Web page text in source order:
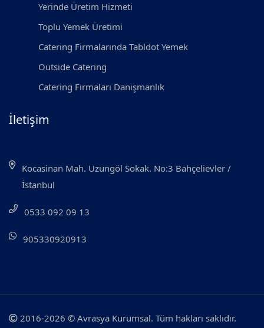
Yerinde Üretim Hizmeti
Toplu Yemek Üretimi
Catering Firmalarında Tabldot Yemek
Outside Catering
Catering Firmaları Danışmanlık
İletişim
Kocasinan Mah. Uzungöl Sokak. No:3 Bahçelievler /
İstanbul
0533 092 09 13
905330920913
2016-2026 © Avrasya Kurumsal. Tüm hakları saklıdır.